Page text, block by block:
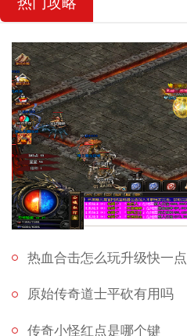
热血合击怎么玩升级快一点
原始传奇道士平砍有用吗
传奇小怪红点是哪个键